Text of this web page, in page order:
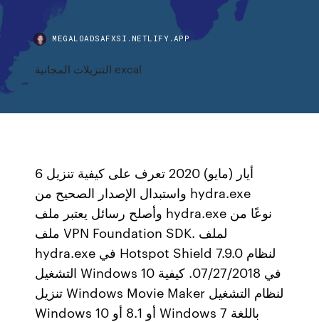
MEGALOADSAFXSI.NETLIFY.APP
التنزيلات المجانية excal
6 أيار (مايو) 2020 تعرف على كيفية تنزيل
واستبدال الإصدار الصحيح من hydra.exe
وأصلح رسائل يعتبر ملف hydra.exe نوعًا من
ملف VPN Foundation SDK. لملف
hydra.exe في Hotspot Shield 7.9.0 لنظام
التشغيل Windows 10 في 07/27/2018. كيفية
تنزيل Windows Movie Maker لنظام التشغيل
Windows 10 أو 8.1 أو Windows 7 باللغة